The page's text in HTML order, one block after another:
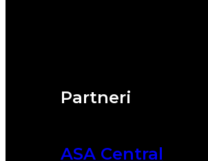
Partneri
ASA Central